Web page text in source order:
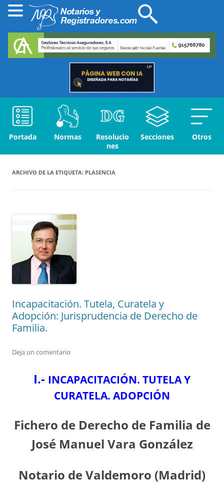
Portada Normas
Resolucio
nes
Secciones Otros
ARCHIVO DE LA ETIQUETA: PLASENCIA
Incapacitación. Tutela, Curatela y
Adopción: Jurisprudencia de Derecho de
Familia.
Deja un comentario
I.- INCAPACITACIÓN. TUTELA Y
CURATELA. ADOPCIÓN
Fichero de Derecho de Familia de
José Manuel Vara González
Notario de Valdemoro (Madrid)